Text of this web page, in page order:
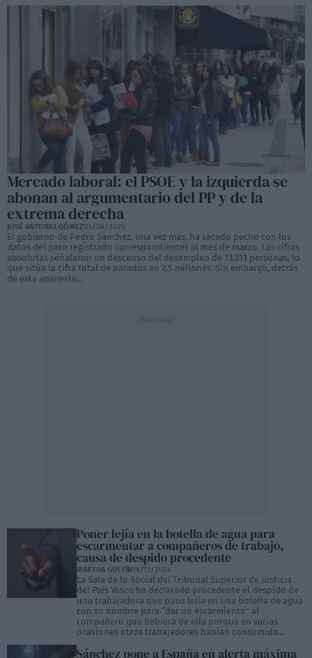
Mercado laboral: el PSOE y la izquierda se
abonan al argumentario del PP y de la
extrema derecha
JOSÉ ANTONIO GÓMEZ03/04/2025
El gobierno de Pedro Sánchez, una vez más, ha sacado pecho con los
datos del paro registrado correspondientes al mes de marzo. Las cifras
absolutas señalaron un descenso del desempleo de 13.311 personas, lo
que sitúa la cifra total de parados en 2,5 millones. Sin embargo, detrás
de esta aparente...
Poner lejía en la botella de agua para
escarmentar a compañeros de trabajo,
causa de despido procedente
MARTHA GOLFÍN14/11/2024
La Sala de lo Social del Tribunal Superior de Justicia
del País Vasco ha declarado procedente el despido de
una trabajadora que puso lejía en una botella de agua
con su nombre para “dar un escarmiento” al
compañero que bebiera de ella porque en varias
ocasiones otros trabajadores habían consumido...
Sánchez pone a España en alerta máxima